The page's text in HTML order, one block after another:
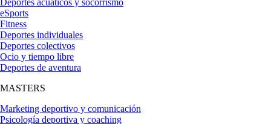
eSports
Fitness
Deportes individuales
Deportes colectivos
Ocio y tiempo libre
Deportes de aventura
MASTERS
Marketing deportivo y comunicación
Psicología deportiva y coaching